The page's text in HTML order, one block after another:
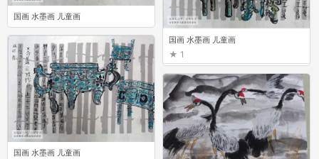
国画 水墨画 儿童画
国画 水墨画 儿童画
3
国画 水墨画 儿童画
1